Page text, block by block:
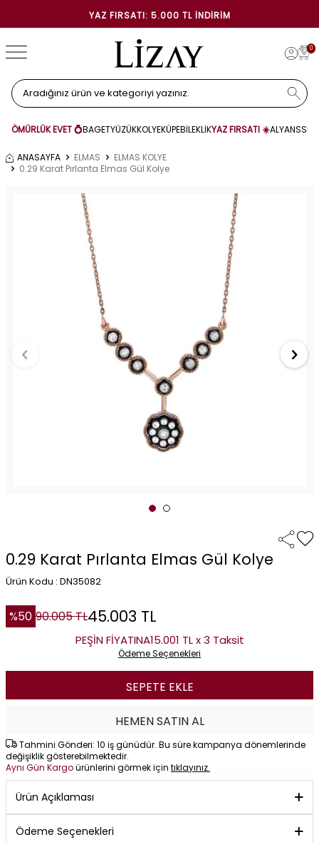
YAZ FIRSATI: 5.000 TL İNDIRIM
0
ÖMÜRLÜK EVET 💍BAGETYÜZÜKKOLYEKÜPEBİLEKLİKYAZ FIRSATI ☀️ALYANS
ANASAYFA ELMAS
ELMAS KOLYE
0.29 Karat Pırlanta Elmas Gül Kolye
0.29 Karat Pırlanta Elmas Gül Kolye
Ürün Kodu : DN35082
%50 90.005TL45.003 TL
PEŞİN FİYATINA15.001 TL x 3 Taksit
Ödeme Seçenekleri
SEPETE EKLE
HEMEN SATIN AL
Tahmini Gönderi: 10 iş günüdür. Bu süre kampanya dönemlerinde
değişiklik gösterebilmektedir.
Aynı Gün Kargoürünlerini görmek için tıklayınız.
Ürün Açıklaması
Ödeme Seçenekleri